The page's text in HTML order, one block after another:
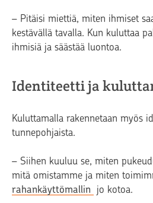
– Pitäisi miettiä, miten ihmiset
kestävällä tavalla. Kun kuluttaa
ihmisiä ja säästää luontoa.
Identiteetti ja
Kuluttamalla rakennetaan myös
tunnepohjaista.
– Siihen kuuluu se, miten
mitä omistamme ja miten
rahankäyttömallin jo kotoa.